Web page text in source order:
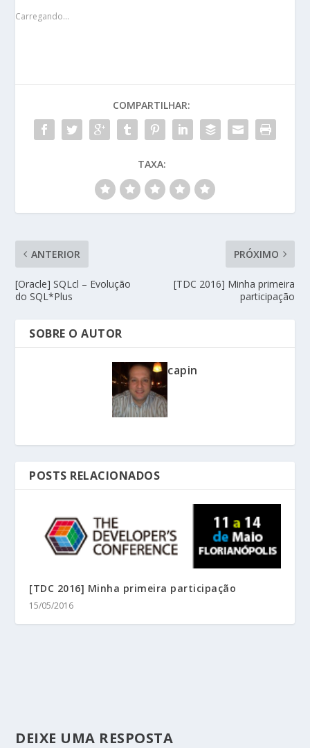
Carregando...
COMPARTILHAR:
TAXA:
ANTERIOR
[Oracle] SQLcl – Evolução
do SQL*Plus
PRÓXIMO
[TDC 2016] Minha primeira
participação
SOBRE O AUTOR
capin
POSTS RELACIONADOS
[TDC 2016] Minha primeira participação
15/05/2016
DEIXE UMA RESPOSTA